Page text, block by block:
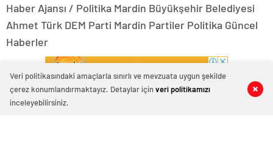
0 0
0 0
Haber Ajansı / Politika Mardin Büyükşehir Belediyesi
Ahmet Türk DEM Parti Mardin Partiler Politika Güncel
Haberler
Veri politikasındaki amaçlarla sınırlı ve mevzuata uygun şekilde
çerez konumlandırmaktayız. Detaylar içinveri politikamızı
inceleyebilirsiniz.